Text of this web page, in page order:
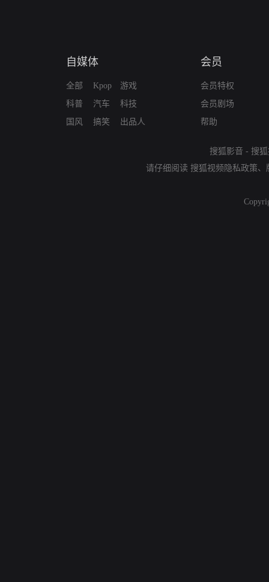
自媒体
全部
科普
国风
Kpop
汽车
搞笑
游戏
科技
出品人
会员
会员特权
会员剧场
帮助
搜狐影音 - 搜
请仔细阅读 搜狐视频隐私政策、